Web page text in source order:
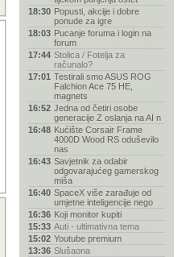
18:30 Popusti, akcije i dobre
ponude za igre
18:03 Pucanje foruma i login na
forum
17:44 Stolica / Fotelja za
računalo?
17:01 Testirali smo ASUS ROG
Falchion Ace 75 HE,
magnets
16:52 Jedna od četiri osobe
generacije Z oslanja na AI n
16:48 Kućište Corsair Frame
4000D Wood RS oduševilo
nas
16:43 Savjetnik za odabir
odgovarajućeg gamerskog
miša
16:40 SpaceX više zarađuje od
umjetne inteligencije nego
16:36 Koji monitor kupiti
15:33 Auti - ultimativna tema
15:02 Youtube premium
13:36 Slušaona